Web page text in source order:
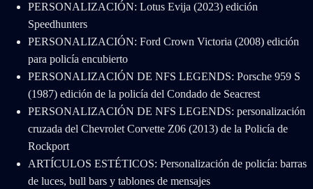
PERSONALIZACIÓN: Lotus Evija (2023) edición
Speedhunters
PERSONALIZACIÓN: Ford Crown Victoria (2008) edición
para policía encubierto
PERSONALIZACIÓN DE NFS LEGENDS: Porsche 959 S
(1987) edición de la policía del Condado de Seacrest
PERSONALIZACIÓN DE NFS LEGENDS: personalización
cruzada del Chevrolet Corvette Z06 (2013) de la Policía de
Rockport
ARTÍCULOS ESTÉTICOS: Personalización de policía: barras
de luces, bull bars y tablones de mensajes